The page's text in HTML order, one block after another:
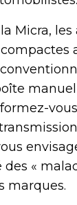
Micra,
«
marques.